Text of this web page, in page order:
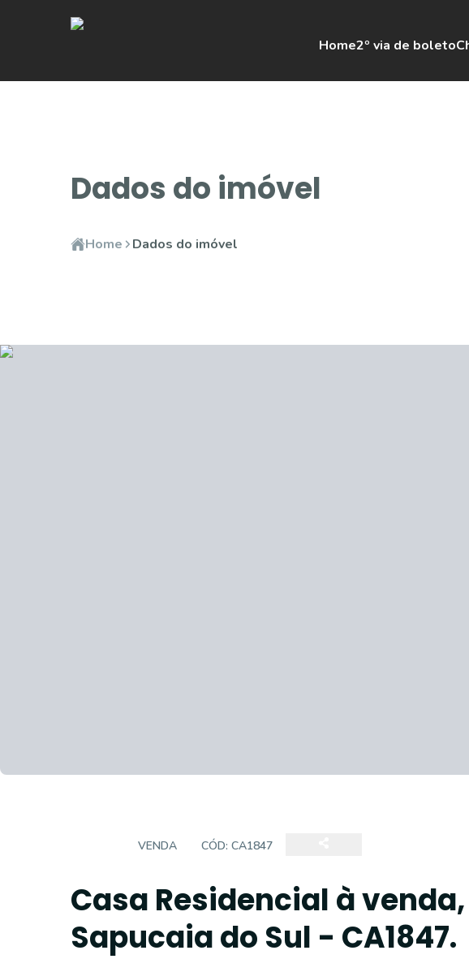
Home2º via de boleto
Dados do imóvel
Home Dados do imóvel
VENDA CÓD: CA1847
Casa Residencial à
Sapucaia do Sul - CA1847.